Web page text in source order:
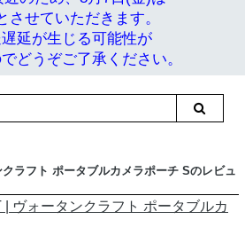
させていただきます。
延が生じる可能性が
どうぞご了承ください。
ラフト ポータブルカメラポーチ Sのレビュ
ヴォータンクラフト ポータブルカ